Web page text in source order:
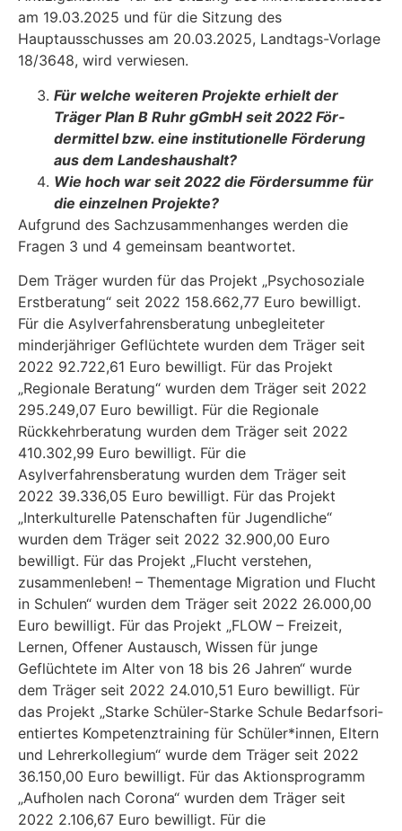
am 19.03.2025 und für die Sitzung des
Hauptausschusses am 20.03.2025, Landtags-Vorlage
18/3648, wird verwiesen.
Für welche weiteren Projekte erhielt der
Träger Plan B Ruhr gGmbH seit 2022 För­
dermittel bzw. eine institutionelle Förderung
aus dem Landeshaushalt?
Wie hoch war seit 2022 die Fördersumme für
die einzelnen Projekte?
Aufgrund des Sachzusammenhanges werden die
Fragen 3 und 4 gemeinsam beantwortet.
Dem Träger wurden für das Projekt „Psychosoziale
Erstberatung“ seit 2022 158.662,77 Euro bewilligt.
Für die Asylverfahrensberatung unbegleiteter
minderjähriger Geflüchtete wurden dem Träger seit
2022 92.722,61 Euro bewilligt. Für das Projekt
„Regionale Beratung“ wurden dem Träger seit 2022
295.249,07 Euro bewilligt. Für die Regionale
Rückkehrberatung wurden dem Träger seit 2022
410.302,99 Euro bewilligt. Für die
Asylverfahrensberatung wurden dem Träger seit
2022 39.336,05 Euro bewilligt. Für das Projekt
„Interkulturelle Patenschaften für Jugendliche“
wurden dem Träger seit 2022 32.900,00 Euro
bewilligt. Für das Projekt „Flucht verstehen,
zusammenleben! – Thementage Migration und Flucht
in Schulen“ wurden dem Trä­ger seit 2022 26.000,00
Euro bewilligt. Für das Projekt „FLOW – Freizeit,
Lernen, Offener Austausch, Wissen für junge
Geflüchtete im Alter von 18 bis 26 Jahren“ wurde
dem Träger seit 2022 24.010,51 Euro bewilligt. Für
das Projekt „Starke Schüler-Starke Schule Bedarfsori­
entiertes Kompetenztraining für Schüler*innen, Eltern
und Lehrerkollegium“ wurde dem Träger seit 2022
36.150,00 Euro bewilligt. Für das Aktionsprogramm
„Aufholen nach Corona“ wurden dem Träger seit
2022 2.106,67 Euro bewilligt. Für die